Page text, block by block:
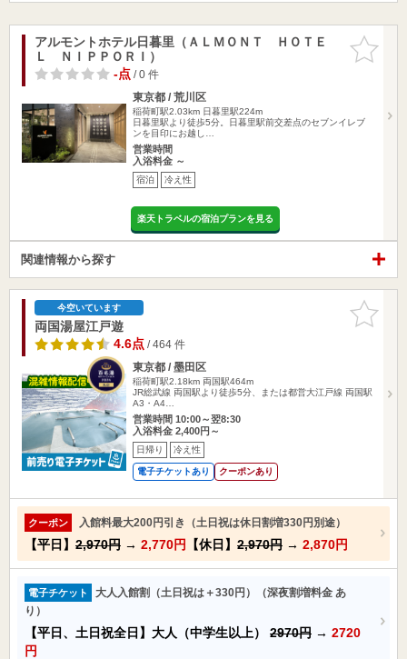
お気に入
りに追加
アルモントホテル日暮里（ＡＬＭＯＮＴ ＨＯＴＥ
Ｌ ＮＩＰＰＯＲＩ）
-点/ 0 件
東京都 / 荒川区
稲荷町駅2.03km 日暮里駅224m
日暮里駅より徒歩5分。日暮里駅前交差点のセブンイレブ
ンを目印にお越し…
営業時間
入浴料金 ～
宿泊 冷え性
楽天トラベルの宿泊プランを見る
関連情報から探す
お気に入
りに追加
今空いています
両国湯屋江戸遊
4.6点/ 464 件
東京都 / 墨田区
稲荷町駅2.18km 両国駅464m
JR総武線 両国駅より徒歩5分、または都営大江戸線 両国駅
A3・A4…
営業時間 10:00～翌8:30
入浴料金 2,400円～
日帰り 冷え性
電子チケットあり クーポンあり
クーポン 入館料最大200円引き（土日祝は休日割増330円別途）
【平日】 2,970円 → 2,770円 【休日】 2,970円 → 2,870円
電子チケット
大人入館割（土日祝は＋330円）（深夜割増料金 あ
り）
【平日、土日祝全日】大人（中学生以上） 2970円 → 2720
円